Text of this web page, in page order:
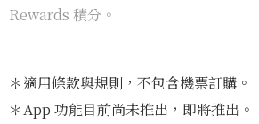
Rewards 積分。
＊適用條款與規則，不包含機票訂購。
＊App 功能目前尚未推出，即將推出。